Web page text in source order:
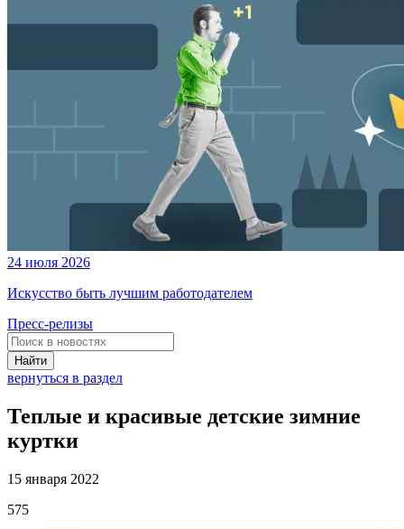
24 июля 2026
Искусство быть лучшим работодателем
Пресс-релизы
Найти
вернуться в раздел
Теплые и красивые детские зимние
куртки
15 января 2022
575